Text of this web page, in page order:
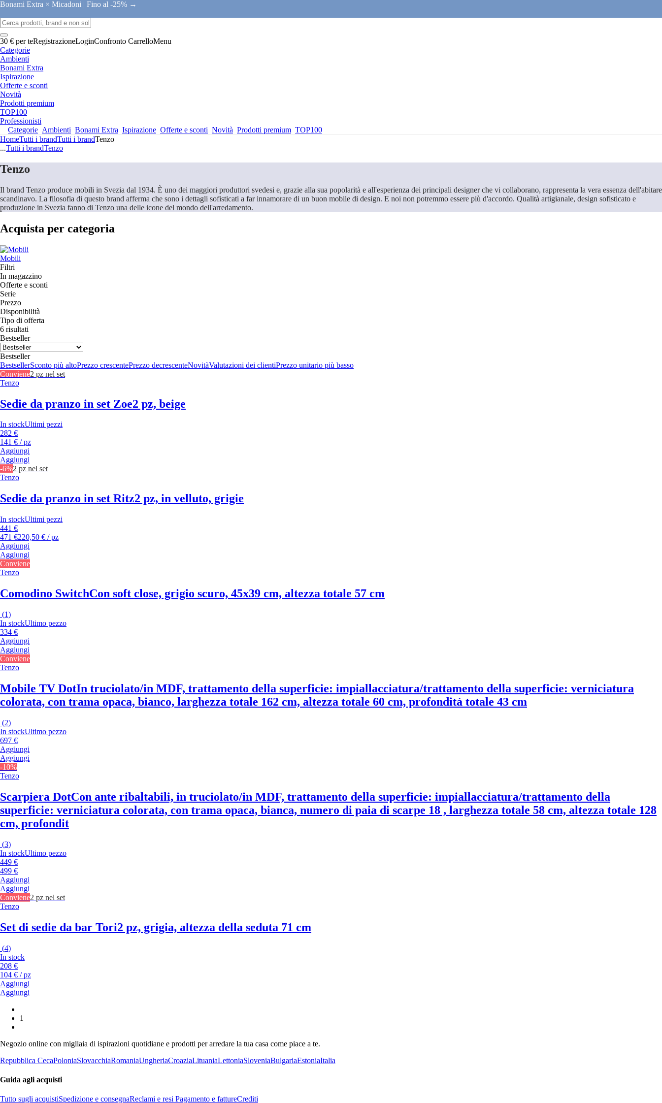
Bonami Extra × Micadoni | Fino al -25% →
30 € per teRegistrazioneLoginConfronto CarrelloMenu
Categorie
Ambienti
Bonami Extra
Ispirazione
Offerte e sconti
Novità
Prodotti premium
TOP100
Professionisti
Categorie Ambienti Bonami Extra Ispirazione Offerte e sconti Novità Prodotti premium TOP100
HomeTutti i brandTutti i brandTenzo
...Tutti i brandTenzo
Tenzo
Il brand Tenzo produce mobili in Svezia dal 1934. È uno dei maggiori produttori svedesi e, grazie alla sua popolarità e all'esperienza dei principali designer che vi collaborano, rappresenta la vera essenza dell'abitare
scandinavo. La filosofia di questo brand afferma che sono i dettagli sofisticati a far innamorare di un buon mobile di design. E noi non potremmo essere più d'accordo. Qualità artigianale, design sofisticato e
produzione in Svezia fanno di Tenzo una delle icone del mondo dell'arredamento.
Acquista per categoria
Mobili
Filtri
In magazzino
Offerte e sconti
Serie
Prezzo
Disponibilità
Tipo di offerta
6 risultati
Bestseller
Bestseller
BestsellerSconto più altoPrezzo crescentePrezzo decrescenteNovitàValutazioni dei clientiPrezzo unitario più basso
Conviene2 pz nel set
Tenzo
Sedie da pranzo in set Zoe2 pz, beige
In stockUltimi pezzi
282 €
141 € / pz
Aggiungi
Aggiungi
-6%2 pz nel set
Tenzo
Sedie da pranzo in set Ritz2 pz, in velluto, grigie
In stockUltimi pezzi
441 €
471 €220,50 € / pz
Aggiungi
Aggiungi
Conviene
Tenzo
Comodino SwitchCon soft close, grigio scuro, 45x39 cm, altezza totale 57 cm
(1)
In stockUltimo pezzo
334 €
Aggiungi
Aggiungi
Conviene
Tenzo
Mobile TV DotIn truciolato/in MDF, trattamento della superficie: impiallacciatura/trattamento della superficie: verniciatura
colorata, con trama opaca, bianco, larghezza totale 162 cm, altezza totale 60 cm, profondità totale 43 cm
(2)
In stockUltimo pezzo
697 €
Aggiungi
Aggiungi
-10%
Tenzo
Scarpiera DotCon ante ribaltabili, in truciolato/in MDF, trattamento della superficie: impiallacciatura/trattamento della
superficie: verniciatura colorata, con trama opaca, bianca, numero di paia di scarpe 18 , larghezza totale 58 cm, altezza totale 128
cm, profondit
(3)
In stockUltimo pezzo
449 €
499 €
Aggiungi
Aggiungi
Conviene2 pz nel set
Tenzo
Set di sedie da bar Tori2 pz, grigia, altezza della seduta 71 cm
(4)
In stock
208 €
104 € / pz
Aggiungi
Aggiungi
1
Negozio online con migliaia di ispirazioni quotidiane e prodotti per arredare la tua casa come piace a te.
Repubblica CecaPoloniaSlovacchiaRomaniaUngheriaCroaziaLituaniaLettoniaSloveniaBulgariaEstoniaItalia
Guida agli acquisti
Tutto sugli acquistiSpedizione e consegnaReclami e resi Pagamento e fattureCrediti